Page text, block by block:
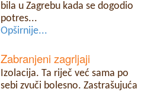
bila u Zagrebu kada se dogodio
potres...
Opširnije...
Zabranjeni zagrljaji
Izolacija. Ta riječ već sama po
sebi zvuči bolesno. Zastrašujuća